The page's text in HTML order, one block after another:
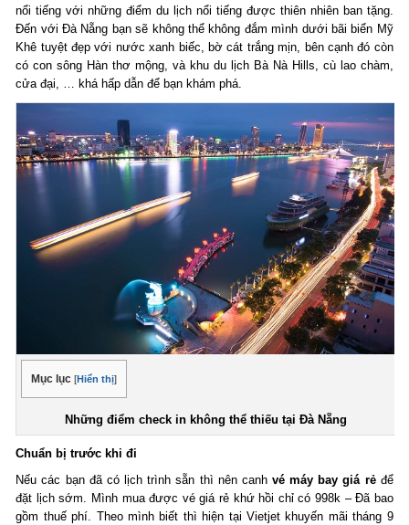
nổi tiếng với những điểm du lịch nổi tiếng được thiên nhiên ban tặng.
Đến với Đà Nẵng bạn sẽ không thể không đắm mình dưới bãi biển Mỹ
Khê tuyệt đẹp với nước xanh biếc, bờ cát trắng mịn, bên cạnh đó còn
có con sông Hàn thơ mộng, và khu du lịch Bà Nà Hills, cù lao chàm,
cửa đại, … khá hấp dẫn để bạn khám phá.
Mục lục [Hiển thị]
Những điểm check in không thể thiếu tại Đà Nẵng
Chuẩn bị trước khi đi
Nếu các bạn đã có lịch trình sẵn thì nên canh vé máy bay giá rẻđể
đặt lịch sớm. Mình mua được vé giá rẻ khứ hồi chỉ có 998k – Đã bao
gồm thuế phí. Theo mình biết thì hiện tại Vietjet khuyến mãi tháng 9